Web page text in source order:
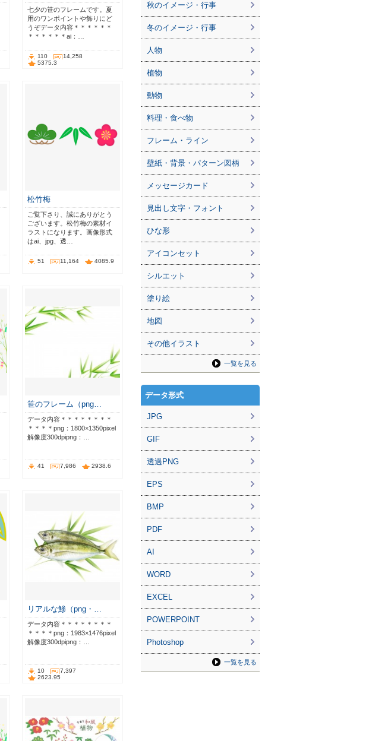
七夕の笹のフレームです。夏
用のワンポイントや飾りにど
うぞデータ内容＊＊＊＊＊＊
＊＊＊＊＊＊ai：…
110
14,258
5375.3
松竹梅
ご覧下さり、誠にありがとう
ございます。松竹梅の素材イ
ラストになります。画像形式
はai、jpg、透…
51 11,164 4085.9
笹のフレーム（png…
データ内容＊＊＊＊＊＊＊＊
＊＊＊＊png：1800×1350pixel
解像度300dpipng：…
41 7,986 2938.6
リアルな鯵（png・…
データ内容＊＊＊＊＊＊＊＊
＊＊＊＊png：1983×1476pixel
解像度300dpipng：…
10
7,397
2623.95
秋のイメージ・行事
冬のイメージ・行事
人物
植物
動物
料理・食べ物
フレーム・ライン
壁紙・背景・パターン図柄
メッセージカード
見出し文字・フォント
ひな形
アイコンセット
シルエット
塗り絵
地図
その他イラスト
一覧を見る
データ形式
JPG
GIF
透過PNG
EPS
BMP
PDF
AI
WORD
EXCEL
POWERPOINT
Photoshop
一覧を見る